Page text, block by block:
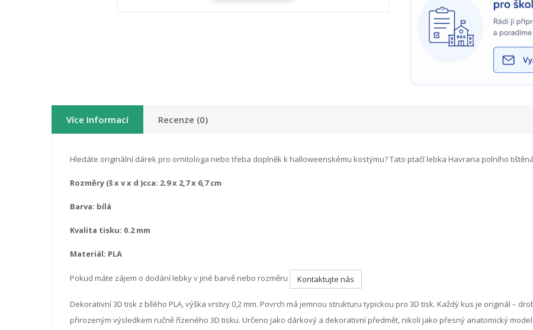
Více Informací Recenze (0)
Hledáte originální dárek pro ornitologa nebo třeba doplněk k halloweenskému kostýmu? Tato ptačí lebka Havrana polního
Rozměry (š x v x d )cca: 2.9 x 2,7 x 6,7 cm
Barva: bílá
Kvalita tisku: 0.2 mm
Materiál: PLA
Pokud máte zájem o dodání lebky v jiné barvě nebo rozměru Kontaktujte nás
Dekorativní 3D tisk z bílého PLA, výška vrstvy 0,2 mm. Povrch má jemnou strukturu typickou pro 3D tisk. Každý kus je originál –
přirozeným výsledkem ručně řízeného 3D tisku. Určeno jako dárkový a dekorativní předmět, nikoli jako přesný anatomický model.